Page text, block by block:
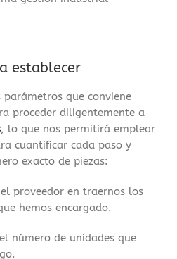
establecer
que conviene
proceder diligentemente a
, lo que nos permitirá emplear
cuantificar cada paso y
exacto de piezas:
proveedor en traernos los
hemos encargado.
número de unidades que